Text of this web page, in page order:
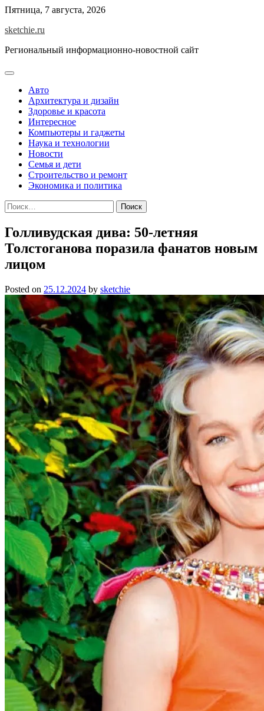
Skip
content
Пятница, 7 августа, 2026
sketchie.ru
Региональный информационно-новостной сайт
Авто
Архитектура и дизайн
Здоровье и красота
Интересное
Компьютеры и гаджеты
Наука и технологии
Новости
Семья и дети
Строительство и ремонт
Экономика и политика
Найти:
Голливудская дива: 50-летняя
Толстоганова поразила фанатов новым
лицом
Posted on 25.12.2024 by sketchie